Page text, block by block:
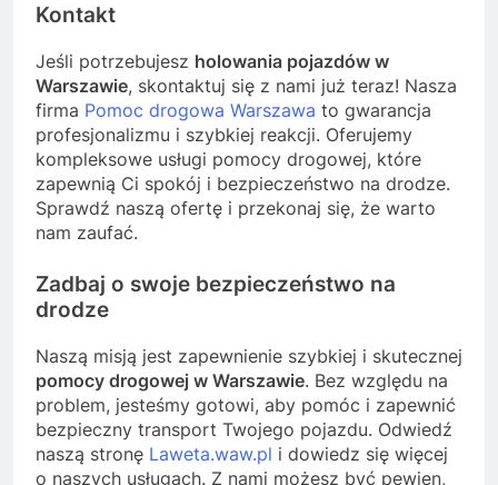
Kontakt
Jeśli potrzebujesz holowania pojazdów w
Warszawie, skontaktuj się z nami już teraz! Nasza
firma Pomoc drogowa Warszawa to gwarancja
profesjonalizmu i szybkiej reakcji. Oferujemy
kompleksowe usługi pomocy drogowej, które
zapewnią Ci spokój i bezpieczeństwo na drodze.
Sprawdź naszą ofertę i przekonaj się, że warto
nam zaufać.
Zadbaj o swoje bezpieczeństwo na
drodze
Naszą misją jest zapewnienie szybkiej i skutecznej
pomocy drogowej w Warszawie. Bez względu na
problem, jesteśmy gotowi, aby pomóc i zapewnić
bezpieczny transport Twojego pojazdu. Odwiedź
naszą stronę Laweta.waw.pl i dowiedz się więcej
o naszych usługach. Z nami możesz być pewien,